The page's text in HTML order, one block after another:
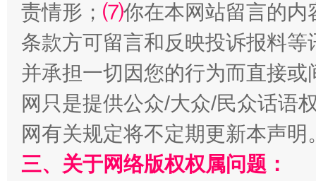
解纷+调解+退费，一次搞定
责情形； ⑺你在本网站留言的内
条款方可留言和反映投诉报料
并承担一切因您的行为而直接
网只是提供公众/大众/民众话语
网有关规定将不定期更新本声明
三、关于网络版权权属问题：